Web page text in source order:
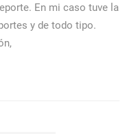
En mi caso tuve la
y de todo tipo.